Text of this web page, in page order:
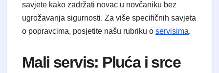
savjete kako zadržati novac u novčaniku bez
ugrožavanja sigurnosti. Za više specifičnih savjeta
o popravcima, posjetite našu rubriku o servisima.
​Mali servis: Pluća i srce